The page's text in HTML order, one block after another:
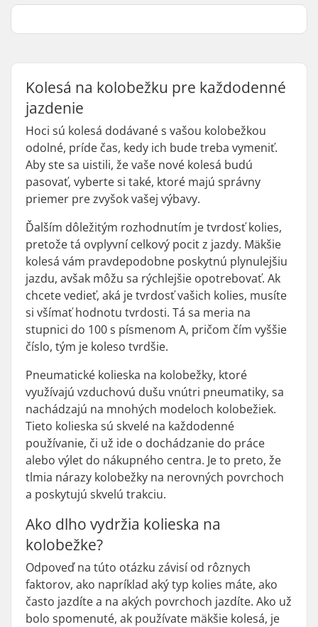
Kolesá na kolobežku pre každodenné
jazdenie
Hoci sú kolesá dodávané s vašou kolobežkou
odolné, príde čas, kedy ich bude treba vymeniť.
Aby ste sa uistili, že vaše nové kolesá budú
pasovať, vyberte si také, ktoré majú správny
priemer pre zvyšok vašej výbavy.
Ďalším dôležitým rozhodnutím je tvrdosť kolies,
pretože tá ovplyvní celkový pocit z jazdy. Mäkšie
kolesá vám pravdepodobne poskytnú plynulejšiu
jazdu, avšak môžu sa rýchlejšie opotrebovať. Ak
chcete vedieť, aká je tvrdosť vašich kolies, musíte
si všímať hodnotu tvrdosti. Tá sa meria na
stupnici do 100 s písmenom A, pričom čím vyššie
číslo, tým je koleso tvrdšie.
Pneumatické kolieska na kolobežky, ktoré
využívajú vzduchovú dušu vnútri pneumatiky, sa
nachádzajú na mnohých modeloch kolobežiek.
Tieto kolieska sú skvelé na každodenné
používanie, či už ide o dochádzanie do práce
alebo výlet do nákupného centra. Je to preto, že
tlmia nárazy kolobežky na nerovných povrchoch
a poskytujú skvelú trakciu.
Ako dlho vydržia kolieska na
kolobežke?
Odpoveď na túto otázku závisí od rôznych
faktorov, ako napríklad aký typ kolies máte, ako
často jazdíte a na akých povrchoch jazdíte. Ako už
bolo spomenuté, ak používate mäkšie kolesá, je